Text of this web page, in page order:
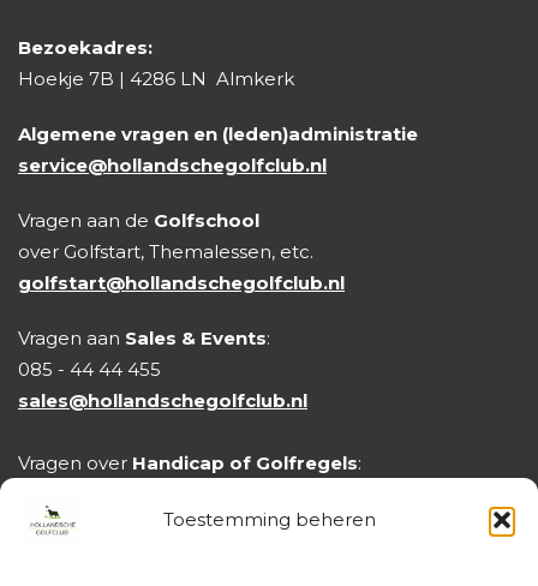
Toestemming beheren
Bezoekadres:
Hoekje 7B | 4286 LN Almkerk
Algemene vragen en (leden)administratie
service@hollandschegolfclub.nl
Vragen aan de Golfschool
over Golfstart, Themalessen, etc.
golfstart@hollandschegolfclub.nl
Vragen aan Sales & Events:
085 - 44 44 455
sales@hollandschegolfclub.nl
Vragen over Handicap of Golfregels: